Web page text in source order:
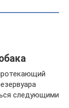
следующими